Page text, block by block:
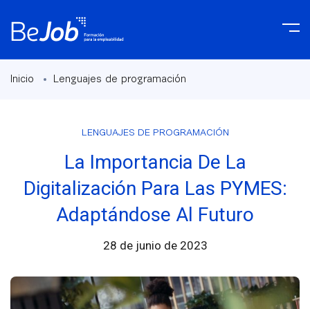
Inicio Lenguajes de programación
LENGUAJES DE PROGRAMACIÓN
La Importancia De La
Digitalización Para Las PYMES:
Adaptándose Al Futuro
28 de junio de 2023